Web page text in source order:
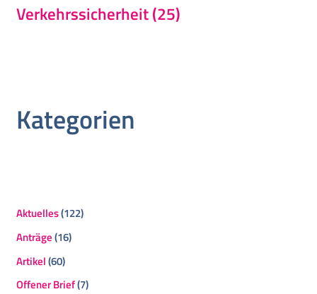
Verkehrssicherheit(25)
Kategorien
Aktuelles(122)
Anträge(16)
Artikel(60)
Offener Brief(7)